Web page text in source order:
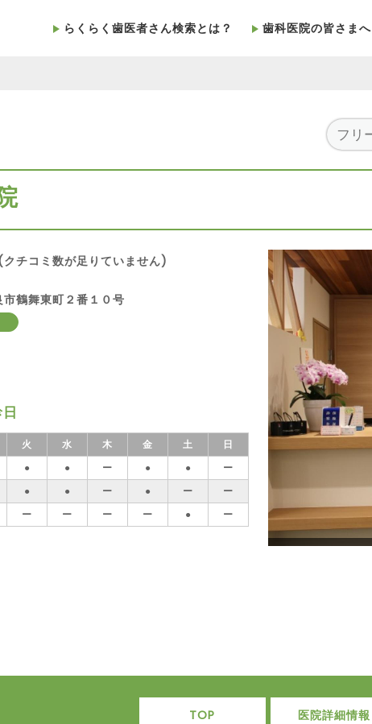
らくらく歯医者さん検索とは？ 歯科医院の皆さまへ
チコミ数が足りていません)
鶴舞東町２番１０号
火 水 木 金 土
日
● ● ー ● ●
ー
● ● ー ● ー
ー
ー ー ー ー ● ー
TOP 医院詳細情報